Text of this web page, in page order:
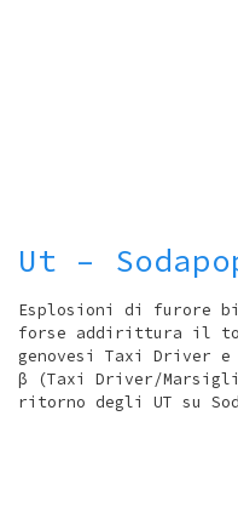
Ut –
Esplosioni di furore
forse addirittura il
genovesi Taxi Driver
β (Taxi Driver/
ritorno degli UT su